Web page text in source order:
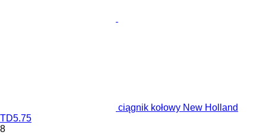
ciągnik kołowy New Holland
TD5.75
8